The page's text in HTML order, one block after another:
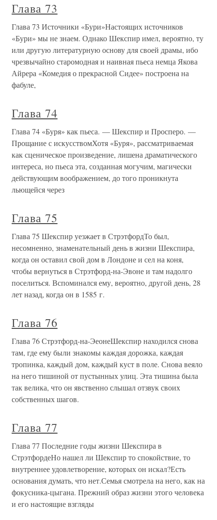
Глава 73
Глава 73 Источники «Бури»Настоящих источников
«Бури» мы не знаем. Однако Шекспир имел, вероятно, ту
или другую литературную основу для своей драмы, ибо
чрезвычайно старомодная и наивная пьеса немца Якова
Айрера «Комедия о прекрасной Сидее» построена на
фабуле,
Глава 74
Глава 74 «Буря» как пьеса. — Шекспир и Просперо. —
Прощание с искусствомХотя «Буря», рассматриваемая
как сценическое произведение, лишена драматического
интереса, но пьеса эта, созданная могучим, магически
действующим воображением, до того проникнута
льющейся через
Глава 75
Глава 75 Шекспир уезжает в СтрэтфордТо был,
несомненно, знаменательный день в жизни Шекспира,
когда он оставил свой дом в Лондоне и сел на коня,
чтобы вернуться в Стрэтфорд-на-Эвоне и там надолго
поселиться. Вспоминался ему, вероятно, другой день, 28
лет назад, когда он в 1585 г.
Глава 76
Глава 76 Стрэтфорд-на-ЭеонеШекспир находился снова
там, где ему были знакомы каждая дорожка, каждая
тропинка, каждый дом, каждый куст в поле. Снова веяло
на него тишиной от пустынных улиц. Эта тишина была
так велика, что он явственно слышал отзвук своих
собственных шагов.
Глава 77
Глава 77 Последние годы жизни Шекспира в
СтрэтфордеНо нашел ли Шекспир то спокойствие, то
внутреннее удовлетворение, которых он искал?Есть
основания думать, что нет.Семья смотрела на него, как на
фокусника-цыгана. Прежний образ жизни этого человека
и его настоящие взгляды